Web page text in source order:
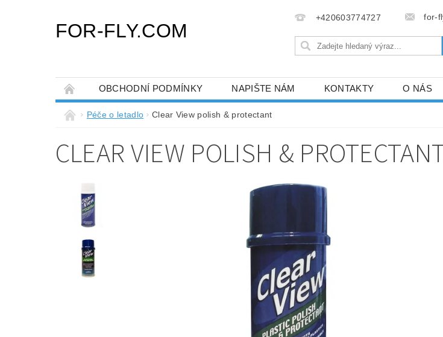
FOR-FLY.COM
+420603774727 for-
OBCHODNÍ PODMÍNKY NAPIŠTE NÁM KONTAKTY O NÁS
Péče o letadlo Clear View polish & protectant
CLEAR VIEW POLISH &